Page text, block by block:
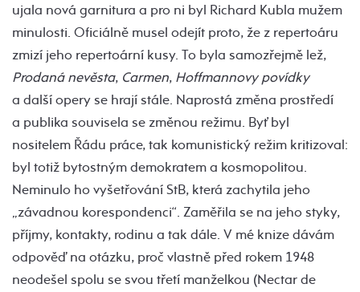
ujala nová garnitura a pro ni byl Richard Kubla mužem
minulosti. Oficiálně musel odejít proto, že z repertoáru
zmizí jeho repertoární kusy. To byla samozřejmě lež,
Prodaná nevěsta, Carmen, Hoffmannovy povídky
a další opery se hrají stále. Naprostá změna prostředí
a publika souvisela se změnou režimu. Byť byl
nositelem Řádu práce, tak komunistický režim kritizoval:
byl totiž bytostným demokratem a kosmopolitou.
Neminulo ho vyšetřování StB, která zachytila jeho
„závadnou korespondenci“. Zaměřila se na jeho styky,
příjmy, kontakty, rodinu a tak dále. V mé knize dávám
odpověď na otázku, proč vlastně před rokem 1948
neodešel spolu se svou třetí manželkou (Nectar de